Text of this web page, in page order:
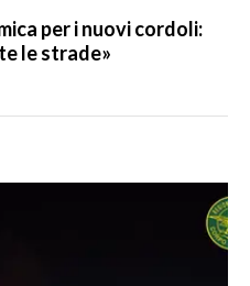
per i nuovi cordoli:
le strade»